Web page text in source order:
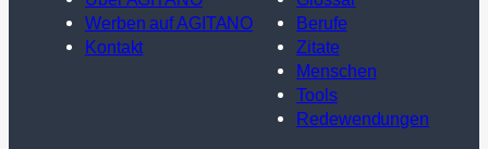
Werben auf AGITANO
Kontakt
Berufe
Zitate
Menschen
Tools
Redewendungen